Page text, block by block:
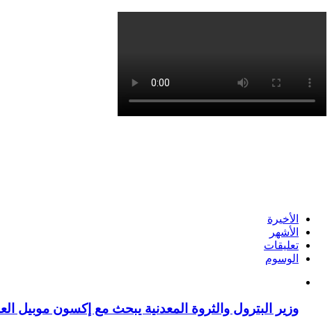
الأخيرة
الأشهر
تعليقات
الوسوم
وزير البترول والثروة المعدنية يبحث مع إكسون موبيل